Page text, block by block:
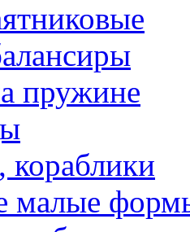
пружине
малые